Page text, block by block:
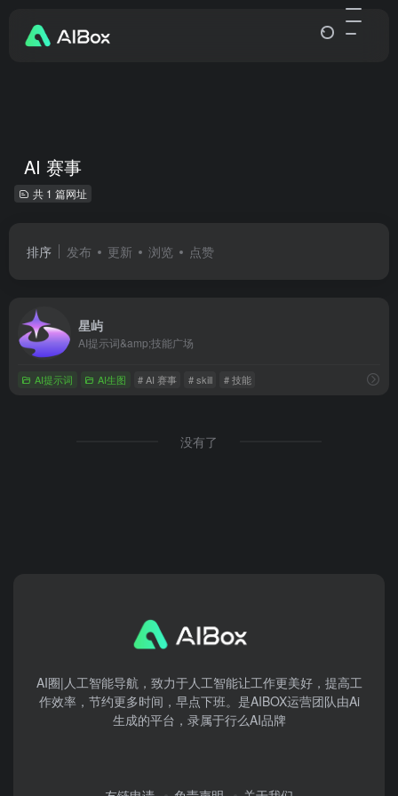
AI 赛事
共 1 篇网址
排序 发布 更新 浏览 点赞
星屿
AI提示词&amp;技能广场
AI提示词 AI生图 # AI 赛事 # skill # 技能
没有了
AI圈|人工智能导航，致力于人工智能让工作更美好，提高工
作效率，节约更多时间，早点下班。是AIBOX运营团队由Ai
生成的平台，录属于行么AI品牌